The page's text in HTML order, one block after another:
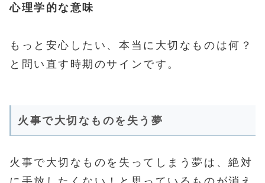
心理学的な意味
もっと安心したい、本当に大切なものは何？
と問い直す時期のサインです。
火事で大切なものを失う夢
火事で大切なものを失ってしまう夢は、絶対